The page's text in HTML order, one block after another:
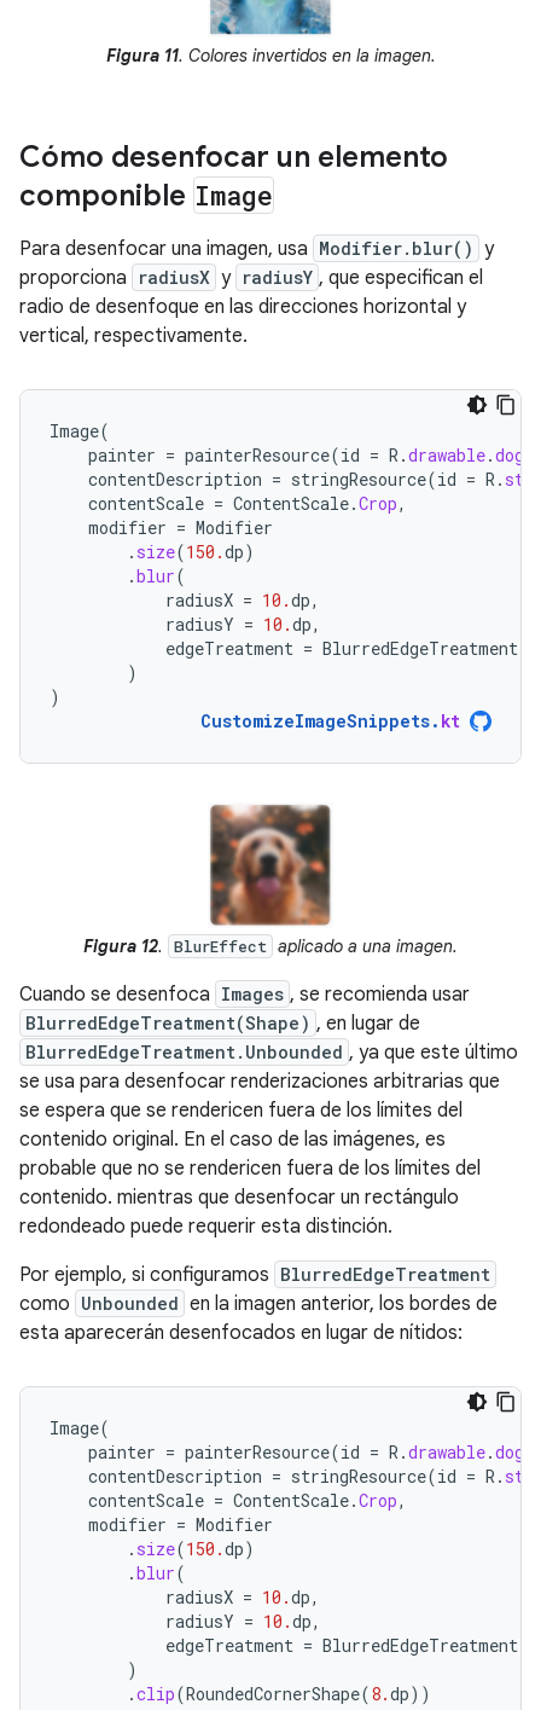
Figura 11. Colores invertidos en la imagen.
Cómo desenfocar un elemento
componible Image
Para desenfocar una imagen, usa Modifier.blur() y
proporciona
radiusX y radiusY , que especifican el
radio de desenfoque en las direcciones horizontal y
vertical, respectivamente.
Image(
painter = painterResource(id = R .drawable.dog
contentDescription = stringResource(id = R .
contentScale = ContentScale.Crop,
modifier = Modifier
. size(150.dp)
.blur(
radiusX = 10.dp,
radiusY = 10.dp,
edgeTreatment = BlurredEdgeTreatment
)
)
CustomizeImageSnippets. kt
Figura 12. BlurEffect aplicado a una imagen.
Cuando se desenfoca Images , se recomienda usar
BlurredEdgeTreatment(Shape) , en lugar de
BlurredEdgeTreatment.Unbounded , ya que este último
se usa para desenfocar renderizaciones arbitrarias que
se espera que se rendericen fuera de los límites del
contenido original. En el caso de las imágenes, es
probable que no se rendericen fuera de los límites del
contenido. mientras que desenfocar un rectángulo
redondeado puede requerir esta distinción.
Por ejemplo, si configuramos BlurredEdgeTreatment
como Unbounded en la imagen anterior, los bordes de
esta aparecerán desenfocados en lugar de nítidos:
Image(
painter = painterResource(id = R .drawable.dog
contentDescription = stringResource(id = R .
contentScale = ContentScale.Crop,
modifier = Modifier
. size(150.dp)
.blur(
radiusX = 10.dp,
radiusY = 10.dp,
edgeTreatment = BlurredEdgeTreatment
)
.clip(RoundedCornerShape(8.dp))